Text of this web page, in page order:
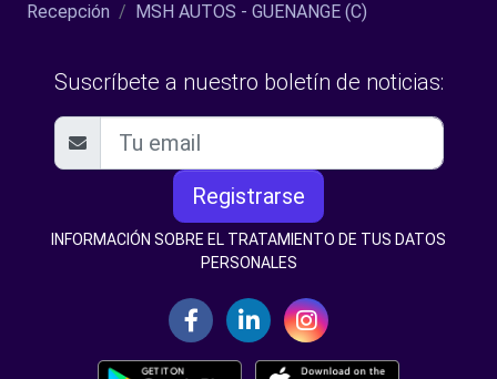
Recepción MSH AUTOS - GUENANGE (C)
Suscríbete a nuestro boletín de noticias:
Registrarse
INFORMACIÓN SOBRE EL TRATAMIENTO DE TUS DATOS
PERSONALES